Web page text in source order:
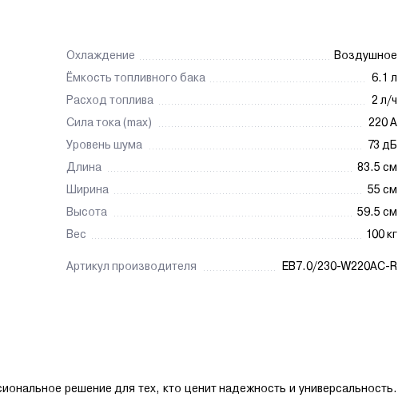
Охлаждение
Воздушное
Ёмкость топливного бака
6.1 л
Расход топлива
2 л/ч
Сила тока (max)
220 А
Уровень шума
73 дБ
Длина
83.5 см
Ширина
55 см
Высота
59.5 см
Вес
100 кг
Артикул производителя EB7.0/230-W220АC-R
решение для тех, кто ценит надежность и универсальность.